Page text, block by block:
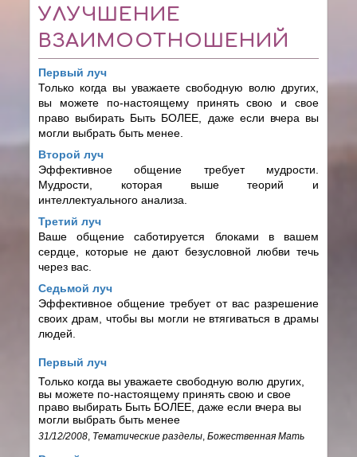
УЛУЧШЕНИЕ
ВЗАИМООТНОШЕНИЙ
Первый луч
Только когда вы уважаете свободную волю других,
вы можете по-настоящему принять свою и свое
право выбирать Быть БОЛЕЕ, даже если вчера вы
могли выбрать быть менее.
Второй луч
Эффективное общение требует мудрости.
Мудрости, которая выше теорий и
интеллектуального анализа.
Третий луч
Ваше общение саботируется блоками в вашем
сердце, которые не дают безусловной любви течь
через вас.
Седьмой луч
Эффективное общение требует от вас разрешение
своих драм, чтобы вы могли не втягиваться в драмы
людей.
Первый луч
Только когда вы уважаете свободную волю других,
вы можете по-настоящему принять свою и свое
право выбирать Быть БОЛЕЕ, даже если вчера вы
могли выбрать быть менее
31/12/2008 Тематические разделы ,Божественная Мать